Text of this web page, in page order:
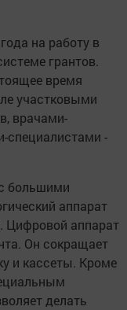
на работу в
грантов.
время
участковыми
врачами-
специалистами -
большими
аппарат
Цифровой аппарат
Он сокращает
и кассеты. Кроме
делать